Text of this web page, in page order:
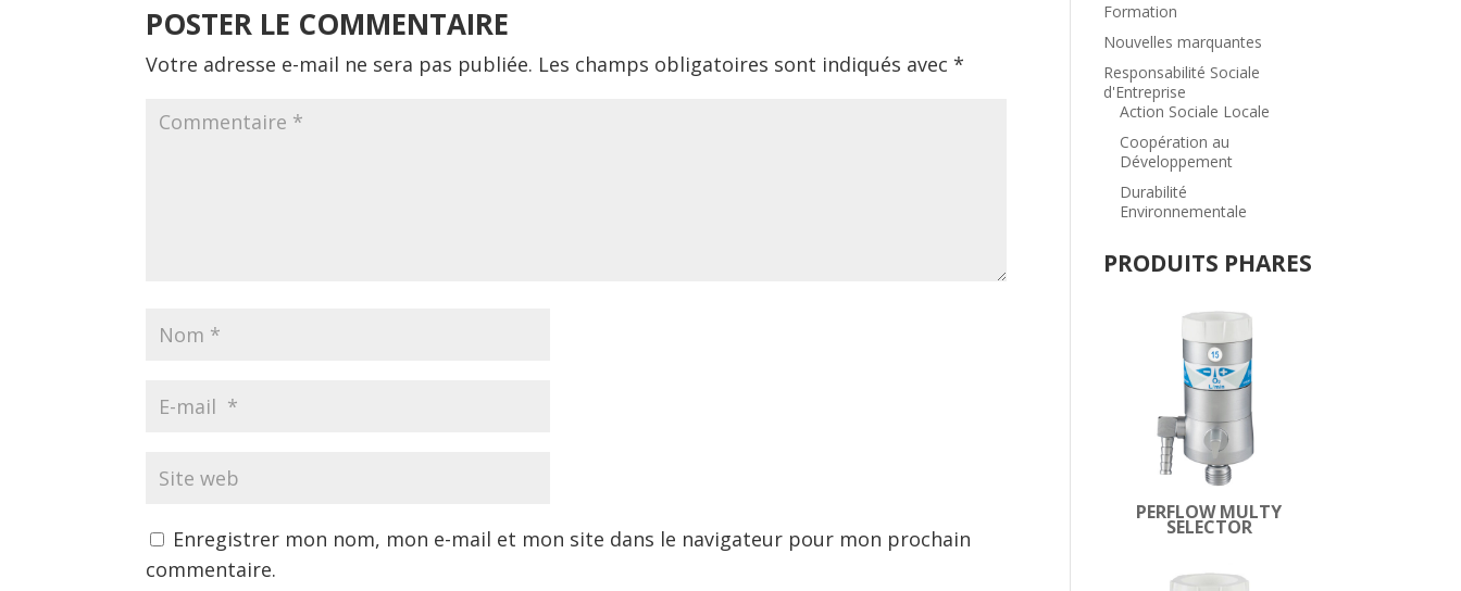
POSTER LE COMMENTAIRE
Votre adresse e-mail ne sera pas publiée. Les champs obligatoires sont indiqués avec*
Enregistrer mon nom, mon e-mail et mon site dans le navigateur pour mon prochain
commentaire.
Formation
Nouvelles marquantes
Responsabilité Sociale
d'Entreprise
Action Sociale Locale
Coopération au
Développement
Durabilité
Environnementale
PRODUITS PHARES
PERFLOW MULTY
SELECTOR